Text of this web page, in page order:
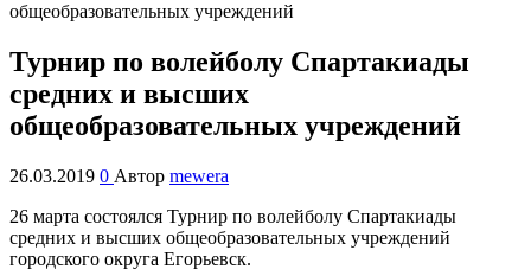
Турнир по волейболу Спартакиады
средних и высших
общеобразовательных учреждений
26.03.2019 0 Автор mewera
26 марта состоялся Турнир по волейболу Спартакиады
средних и высших общеобразовательных учреждений
городского округа Егорьевск.